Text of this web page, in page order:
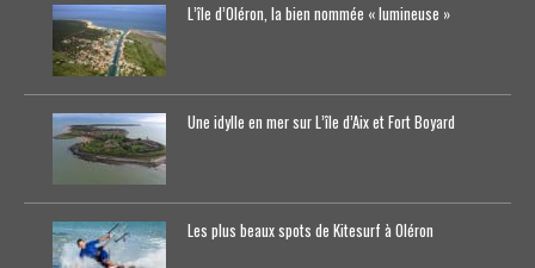
L’île d’Oléron, la bien nommée « lumineuse »
Une idylle en mer sur L’île d’Aix et Fort Boyard
Les plus beaux spots de Kitesurf à Oléron